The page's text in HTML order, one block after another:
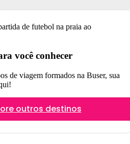
você conhecer
de viagem formados na Buser, sua
outros destinos